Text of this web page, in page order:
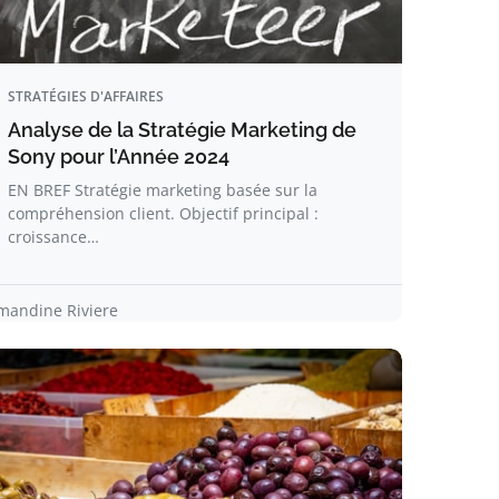
STRATÉGIES D'AFFAIRES
Analyse de la Stratégie Marketing de
Sony pour l’Année 2024
EN BREF Stratégie marketing basée sur la
compréhension client. Objectif principal :
croissance…
Riviere